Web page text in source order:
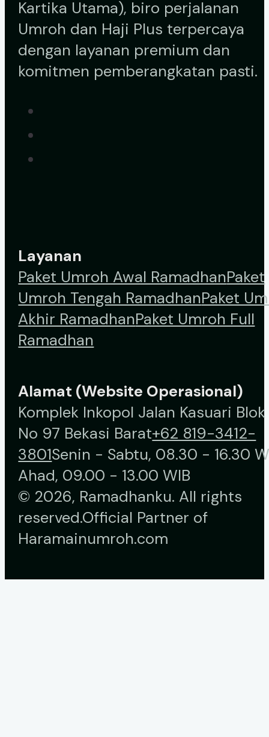
Kartika Utama), biro perjalanan
Umroh dan Haji Plus terpercaya
dengan layanan premium dan
komitmen pemberangkatan pasti.
Layanan
Paket Umroh Awal RamadhanPaket
Umroh Tengah RamadhanPaket
Akhir RamadhanPaket Umroh Full
Ramadhan
Alamat (Website Operasional)
Komplek Inkopol Jalan Kasuari Blok
No 97 Bekasi Barat+62 819-3412-
3801Senin - Sabtu, 08.30 - 16.30
Ahad, 09.00 - 13.00 WIB
© 2026, Ramadhanku. All rights
reserved.Official Partner of
Haramainumroh.com